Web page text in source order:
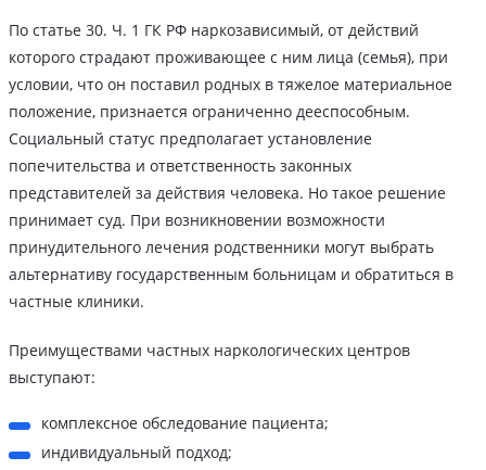
По статье 30. Ч. 1 ГК РФ наркозависимый, от действий
которого страдают проживающее с ним лица (семья), при
условии, что он поставил родных в тяжелое материальное
положение, признается ограниченно дееспособным.
Социальный статус предполагает установление
попечительства и ответственность законных
представителей за действия человека. Но такое решение
принимает суд. При возникновении возможности
принудительного лечения родственники могут выбрать
альтернативу государственным больницам и обратиться в
частные клиники.
Преимуществами частных наркологических центров
выступают:
комплексное обследование пациента;
индивидуальный подход;